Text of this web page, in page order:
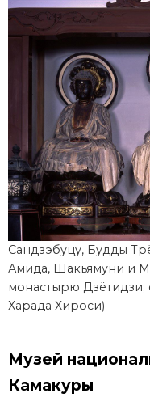
Сандзэбуцу, Будды
Амида, Шакьямуни и
монастырю
Харада Хироси)
Музей
Камакуры